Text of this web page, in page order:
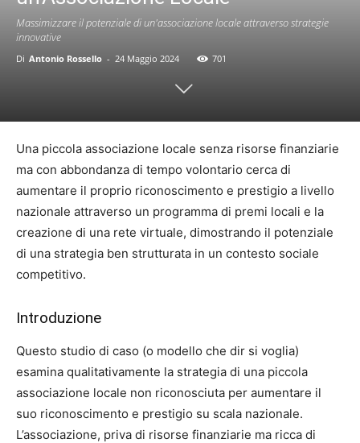
Massimizzare il potenziale di un'associazione locale attraverso strategie
innovative
Di Antonio Rossello - 24 Maggio 2024 701
Una piccola associazione locale senza risorse finanziarie
ma con abbondanza di tempo volontario cerca di
aumentare il proprio riconoscimento e prestigio a livello
nazionale attraverso un programma di premi locali e la
creazione di una rete virtuale, dimostrando il potenziale
di una strategia ben strutturata in un contesto sociale
competitivo.
Introduzione
Questo studio di caso (o modello che dir si voglia)
esamina qualitativamente la strategia di una piccola
associazione locale non riconosciuta per aumentare il
suo riconoscimento e prestigio su scala nazionale.
L’associazione, priva di risorse finanziarie ma ricca di